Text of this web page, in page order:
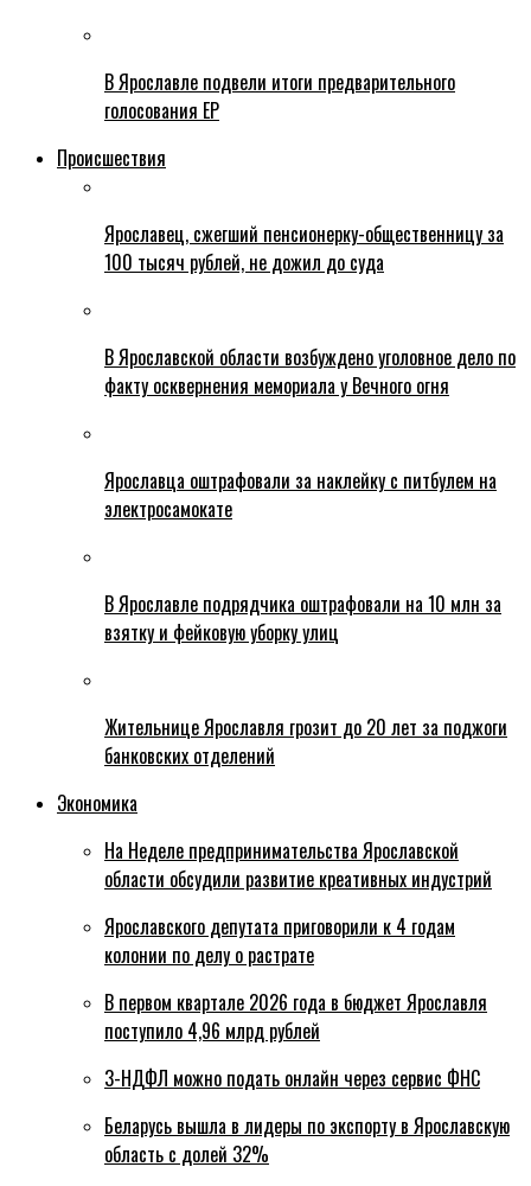
В Ярославле подвели итоги предварительного
голосования ЕР
Происшествия
Ярославец, сжегший пенсионерку-общественницу за
100 тысяч рублей, не дожил до суда
В Ярославской области возбуждено уголовное дело по
факту осквернения мемориала у Вечного огня
Ярославца оштрафовали за наклейку с питбулем на
электросамокате
В Ярославле подрядчика оштрафовали на 10 млн за
взятку и фейковую уборку улиц
Жительнице Ярославля грозит до 20 лет за поджоги
банковских отделений
Экономика
На Неделе предпринимательства Ярославской
области обсудили развитие креативных индустрий
Ярославского депутата приговорили к 4 годам
колонии по делу о растрате
В первом квартале 2026 года в бюджет Ярославля
поступило 4,96 млрд рублей
3-НДФЛ можно подать онлайн через сервис ФНС
Беларусь вышла в лидеры по экспорту в Ярославскую
область с долей 32%